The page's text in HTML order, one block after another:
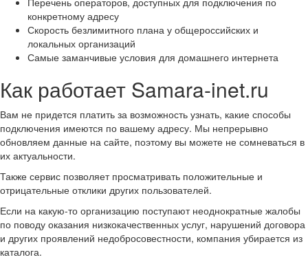
конкретному адресу
Скорость безлимитного плана у общероссийских и
локальных организаций
Самые заманчивые условия для домашнего интернета
Как работает Samara-inet.ru
Вам не придется платить за возможность узнать, какие способы
подключения имеются по вашему адресу. Мы непрерывно
обновляем данные на сайте, поэтому вы можете не сомневаться в
их актуальности.
Также сервис позволяет просматривать положительные и
отрицательные отклики других пользователей.
Если на какую-то организацию поступают неоднократные жалобы
по поводу оказания низкокачественных услуг, нарушений договора
и других проявлений недобросовестности, компания убирается из
каталога.